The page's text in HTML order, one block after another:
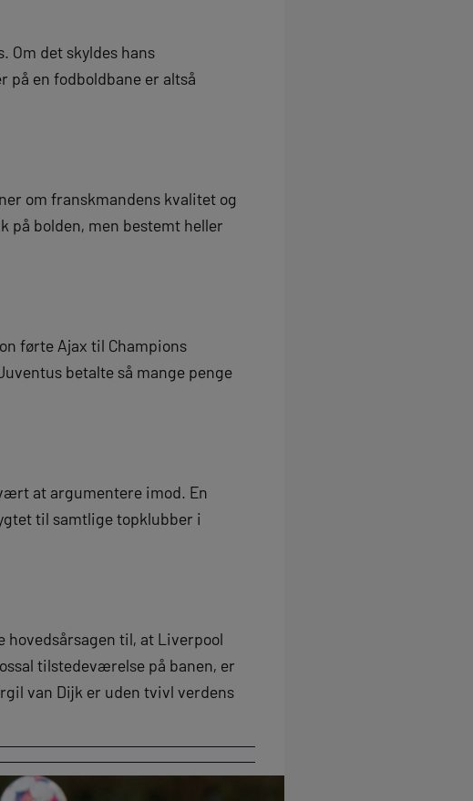
Om det skyldes hans
på en fodboldbane er altså
om franskmandens kvalitet og
bolden, men bestemt heller
førte Ajax til Champions
betalte så mange penge
at argumentere imod. En
til samtlige topklubber i
hovedsårsagen til, at Liverpool
tilstedeværelse på banen, er
van Dijk er uden tvivl verdens